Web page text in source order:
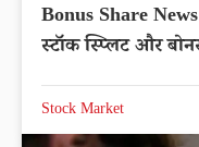
Bonus Share
स्टॉक स्प्लिट और
Stock Market